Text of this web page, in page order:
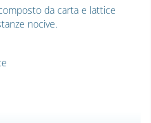
da carta e lattice
nocive.